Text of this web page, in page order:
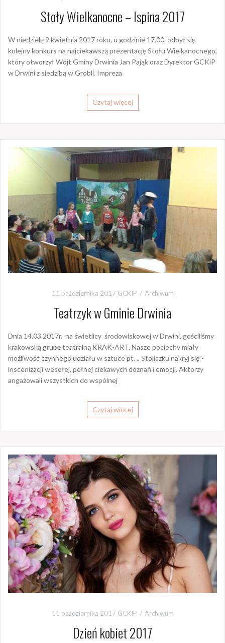
Stoły Wielkanocne – Ispina 2017
W niedzielę 9 kwietnia 2017 roku, o godzinie 17.00, odbył się
kolejny konkurs na najciekawszą prezentację Stołu Wielkanocnego,
który otworzył Wójt Gminy Drwinia Jan Pająk oraz Dyrektor GCKiP
w Drwini z siedzibą w Grobli. Impreza
Czytaj więcej
11 października 2017 GCKIP Archiwum
Teatrzyk w Gminie Drwinia
Dnia 14.03.2017r. na świetlicy środowiskowej w Drwini, gościliśmy
krakowską grupę teatralną KRAK-ART. Nasze pociechy miały
możliwość czynnego udziału w sztuce pt. ,, Stoliczku nakryj się”-
inscenizacji wesołej, pełnej ciekawych doznań i emocji. Aktorzy
angażowali wszystkich do wspólnej
Czytaj więcej
11 października 2017 GCKIP Archiwum
Dzień kobiet 2017